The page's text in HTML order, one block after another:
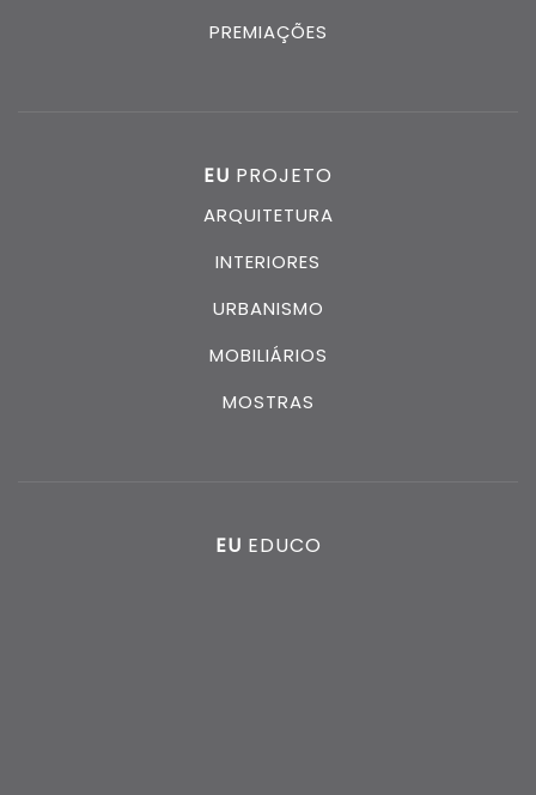
PREMIAÇÕES
EU PROJETO
ARQUITETURA
INTERIORES
URBANISMO
MOBILIÁRIOS
MOSTRAS
EU EDUCO